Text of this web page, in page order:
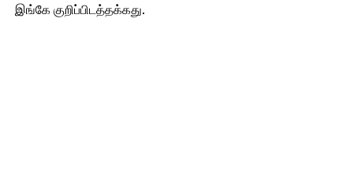
இங்கே குறிப்பிடத்தக்கது.